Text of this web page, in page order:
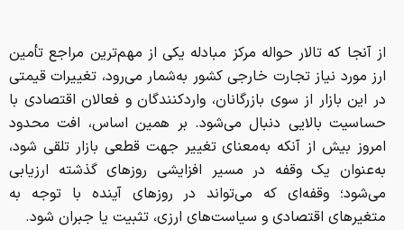
از آنجا که تالار حواله مرکز مبادله یکی از مهم‌ترین مراجع تأمین
ارز مورد نیاز تجارت خارجی کشور به‌شمار می‌رود، تغییرات قیمتی
در این بازار از سوی بازرگانان، واردکنندگان و فعالان اقتصادی با
حساسیت بالایی دنبال می‌شود. بر همین اساس، افت محدود
امروز بیش از آنکه به‌معنای تغییر جهت قطعی بازار تلقی شود،
به‌عنوان یک وقفه در مسیر افزایشی روزهای گذشته ارزیابی
می‌شود؛ وقفه‌ای که می‌تواند در روزهای آینده با توجه به
متغیرهای اقتصادی و سیاست‌های ارزی، تثبیت یا جبران شود.